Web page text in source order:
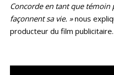
Concorde en tant que
façonnent sa vie. »nous
producteur du film publicitaire.